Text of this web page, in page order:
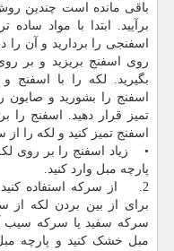
باقی مانده است چندین
برآیید. ابتدا با مواد
اسفنجی را بردارید و آن
روی اسفنج بریزید و بر
بگیرید. لکه را با اسفنج
اسفنج را بشورید و صابون
تمیز قرار دهید. اسفنج را
اسفنج تمیز کنید و لکه را
• زیاد اسفنج را بر روی
پارچه مبل وارد کنید.
2. از سرکه استفاده
برای از بین بردن لکه از
سرکه سفید یا سرکه سیب
مبل خشک کنید و پارچه